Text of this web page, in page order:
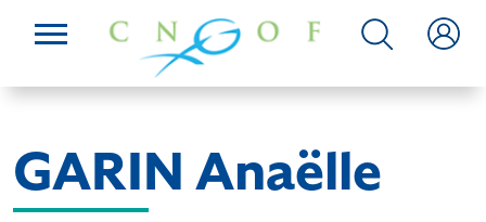
GARIN Anaëlle